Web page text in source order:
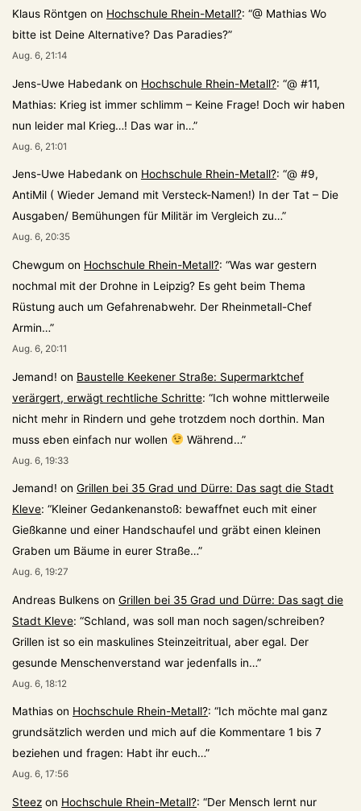
Klaus Röntgen on Hochschule Rhein-Metall?: “@ Mathias Wo
bitte ist Deine Alternative? Das Paradies?”
Aug. 6, 21:14
Jens-Uwe Habedank on Hochschule Rhein-Metall?: “@ #11,
Mathias: Krieg ist immer schlimm – Keine Frage! Doch wir haben
nun leider mal Krieg…! Das war in…”
Aug. 6, 21:01
Jens-Uwe Habedank on Hochschule Rhein-Metall?: “@ #9,
AntiMil ( Wieder Jemand mit Versteck-Namen!) In der Tat – Die
Ausgaben/ Bemühungen für Militär im Vergleich zu…”
Aug. 6, 20:35
Chewgum on Hochschule Rhein-Metall?: “Was war gestern
nochmal mit der Drohne in Leipzig? Es geht beim Thema
Rüstung auch um Gefahrenabwehr. Der Rheinmetall-Chef
Armin…”
Aug. 6, 20:11
Jemand! on Baustelle Keekener Straße: Supermarktchef
verärgert, erwägt rechtliche Schritte: “Ich wohne mittlerweile
nicht mehr in Rindern und gehe trotzdem noch dorthin. Man
muss eben einfach nur wollen
Während…”
Aug. 6, 19:33
Jemand! on Grillen bei 35 Grad und Dürre: Das sagt die Stadt
Kleve: “Kleiner Gedankenanstoß: bewaffnet euch mit einer
Gießkanne und einer Handschaufel und gräbt einen kleinen
Graben um Bäume in eurer Straße…”
Aug. 6, 19:27
Andreas Bulkens on Grillen bei 35 Grad und Dürre: Das sagt die
Stadt Kleve: “Schland, was soll man noch sagen/schreiben?
Grillen ist so ein maskulines Steinzeitritual, aber egal. Der
gesunde Menschenverstand war jedenfalls in…”
Aug. 6, 18:12
Mathias on Hochschule Rhein-Metall?: “Ich möchte mal ganz
grundsätzlich werden und mich auf die Kommentare 1 bis 7
beziehen und fragen: Habt ihr euch…”
Aug. 6, 17:56
Steez on Hochschule Rhein-Metall?: “Der Mensch lernt nur